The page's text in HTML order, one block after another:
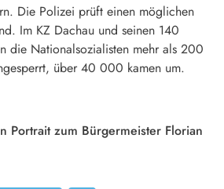
Die Polizei prüft einen möglichen
Im KZ Dachau und seinen 140
die Nationalsozialisten mehr als 200
über 40 000 kamen um.
Portrait zum Bürgermeister Florian